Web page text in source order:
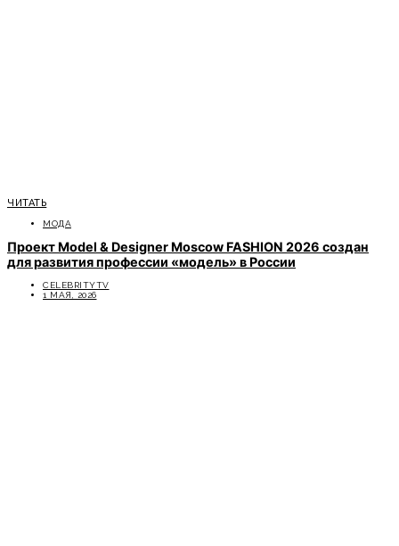
ЧИТАТЬ
МОДА
Проект Model & Designer Moscow FASHION 2026 создан
для развития профессии «модель» в России
CELEBRITYTV
1 МАЯ, 2026